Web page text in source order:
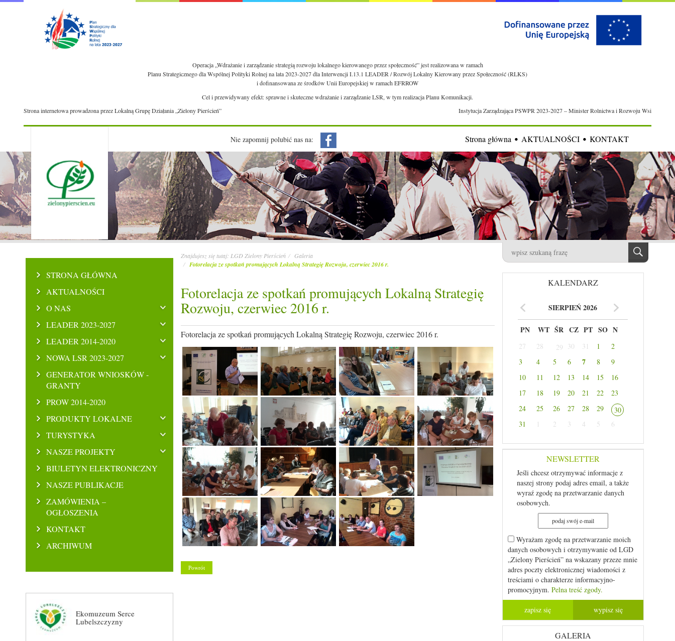
Operacja „Wdrażanie i zarządzanie strategią rozwoju lokalnego kierowanego przez społeczność” jest realizowana w ramach
Planu Strategicznego dla Wspólnej Polityki Rolnej na lata 2023-2027 dla Interwencji I.13.1 LEADER / Rozwój Lokalny Kierowany przez Społeczność (RLKS)
i dofinansowana ze środków Unii Europejskiej w ramach EFRROW
Cel i przewidywany efekt: sprawne i skuteczne wdrażanie i zarządzanie LSR, w tym realizacja Planu Komunikacji.
Strona internetowa prowadzona przez Lokalną Grupę Działania „Zielony Pierścień”
Instytucja Zarządzająca PSWPR 2023-2027 – Minister Rolnictwa i Rozwoju Wsi
Nie zapomnij polubić nas na: Strona główna AKTUALNOŚCI KONTAKT
STRONA GŁÓWNA
AKTUALNOŚCI
O NAS
LEADER 2023-2027
LEADER 2014-2020
NOWA LSR 2023-2027
GENERATOR WNIOSKÓW -
GRANTY
PROW 2014-2020
PRODUKTY LOKALNE
TURYSTYKA
NASZE PROJEKTY
BIULETYN ELEKTRONICZNY
NASZE PUBLIKACJE
ZAMÓWIENIA –
OGŁOSZENIA
KONTAKT
ARCHIWUM
Ekomuzeum Serce
Lubelszczyzny
Znajdujesz się tutaj: LGD Zielony Pierścień Galeria
Fotorelacja ze spotkań promujących Lokalną Strategię Rozwoju, czerwiec 2016 r.
Fotorelacja ze spotkań promujących Lokalną Strategię
Rozwoju, czerwiec 2016 r.
Fotorelacja ze spotkań promujących Lokalną Strategię Rozwoju, czerwiec 2016 r.
Powrót
KALENDARZ
SIERPIEŃ 2026
PN WT ŚR CZ PT SO N
27 28 29 30 31 1
2
3
4 5 6 7 8
9
10
11 12 13 14 15
16
17
18 19 20 21 22
23
24
25 26 27 28 29
30
31
1 2 3 4 5 6
NEWSLETTER
Jeśli chcesz otrzymywać informacje z
naszej strony podaj adres email, a także
wyraź zgodę na przetwarzanie danych
osobowych.
Wyrażam zgodę na przetwarzanie moich
danych osobowych i otrzymywanie od LGD
„Zielony Pierścień” na wskazany przeze mnie
adres poczty elektronicznej wiadomości z
treściami o charakterze informacyjno-
promocyjnym. Pelna treść zgody.
GALERIA